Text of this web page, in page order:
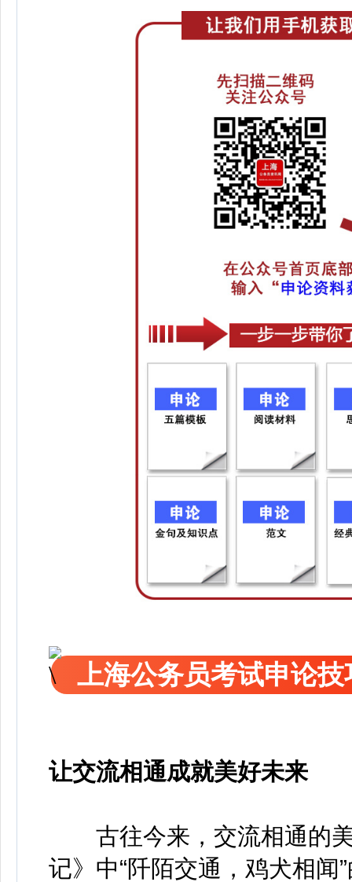
上海公务员考试申论
让交流相通成就美好未来
古往今来，交流相通的美
记》中“阡陌交通，鸡犬相闻